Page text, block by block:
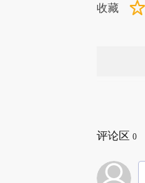
收藏
评论区 0